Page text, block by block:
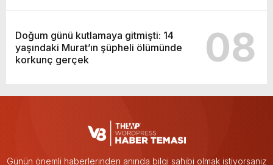
Doğum günü kutlamaya gitmişti: 14
yaşındaki Murat’ın şüpheli ölümünde
korkunç gerçek
08
Günün önemli haberlerinden anında bilgi sahibi olmak istiyorsanız